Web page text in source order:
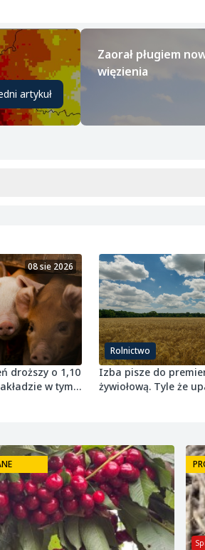
artykuł
Zaorał pługiem
więzienia
08 sie 2026
droższy o 1,10
w tym
Rolnictwo
Izba pisze do
żywiołową. Tyle że